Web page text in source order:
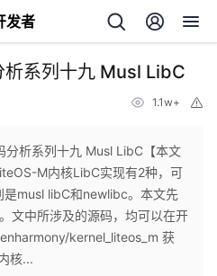
发者
系列十九 Musl LibC
1.1w+
分析系列十九 Musl LibC【本文
M内核LibC实现有2种，可
是musl libC和newlibc。本文先
文中所涉及的源码，均可以在开
kernel_liteos_m 获
核...